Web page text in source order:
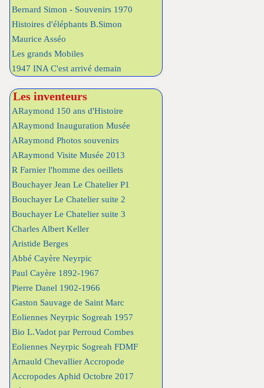
Bernard Simon - Souvenirs 1970
Histoires d'éléphants B.Simon
Maurice Asséo
Les grands Mobiles
1947 INA C'est arrivé demain
Les inventeurs
ARaymond 150 ans d'Histoire
ARaymond Inauguration Musée
ARaymond Photos souvenirs
ARaymond Visite Musée 2013
R Farnier l'homme des oeillets
Bouchayer Jean Le Chatelier P1
Bouchayer Le Chatelier suite 2
Bouchayer Le Chatelier suite 3
Charles Albert Keller
Aristide Berges
Abbé Cayère Neyrpic
Paul Cayère 1892-1967
Pierre Danel 1902-1966
Gaston Sauvage de Saint Marc
Eoliennes Neyrpic Sogreah 1957
Bio L.Vadot par Perroud Combes
Eoliennes Neyrpic Sogreah FDMF
Arnauld Chevallier Accropode
Accropodes Aphid Octobre 2017